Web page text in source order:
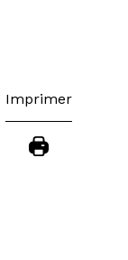
Imprimer